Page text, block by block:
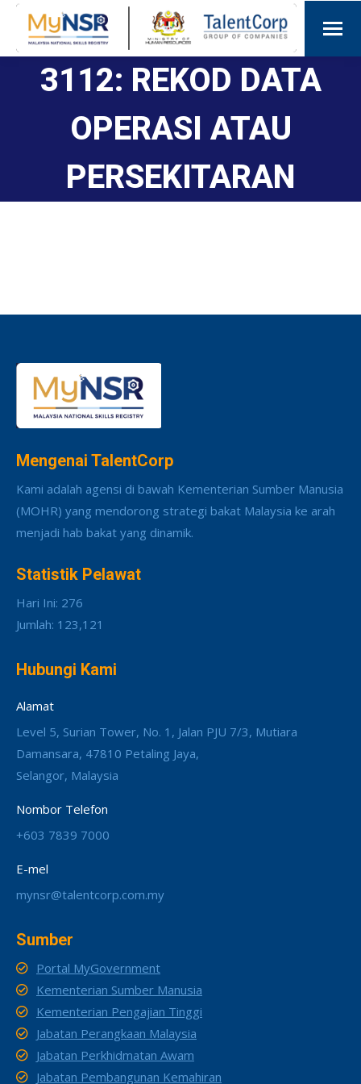
3112: REKOD DATA
OPERASI ATAU
PERSEKITARAN
Mengenai TalentCorp
Kami adalah agensi di bawah Kementerian Sumber Manusia
(MOHR) yang mendorong strategi bakat Malaysia ke arah
menjadi hab bakat yang dinamik.
Statistik Pelawat
Hari Ini: 276
Jumlah: 123,121
Hubungi Kami
Alamat
Level 5, Surian Tower, No. 1, Jalan PJU 7/3, Mutiara
Damansara, 47810 Petaling Jaya,
Selangor, Malaysia
Nombor Telefon
+603 7839 7000
E-mel
mynsr@talentcorp.com.my
Sumber
Portal MyGovernment
Kementerian Sumber Manusia
Kementerian Pengajian Tinggi
Jabatan Perangkaan Malaysia
Jabatan Perkhidmatan Awam
Jabatan Pembangunan Kemahiran